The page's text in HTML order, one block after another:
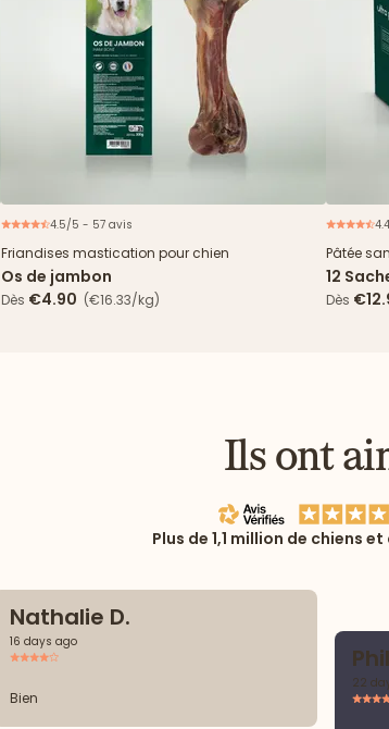
4.5/5 - 57 avis
Friandises mastication pour chien
Os de jambon
Dès €4.90 (€16.33/kg)
Pâtée
12
&
Dès
Ils ont
Plus de 1,1 million de chiens
Nathalie D.
16 days ago
Bien
22